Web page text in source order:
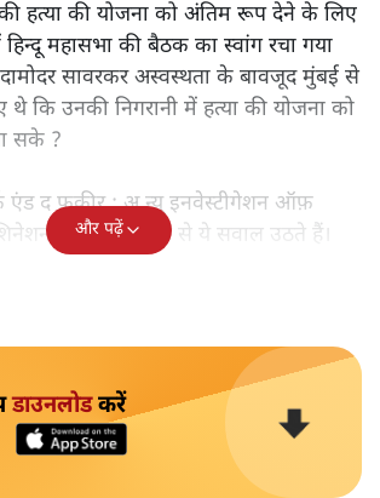
की हत्या की योजना को अंतिम रूप देने के लिए
महासभा की बैठक का स्वांग रचा गया
सावरकर अस्वस्थता के बावजूद मुंबई से
कि उनकी निगरानी में हत्या की योजना को
सके ?
एंड द फ़कीर : अ न्यू इनवेस्टीगेशन ऑफ़
नामक किताब से ये सवाल उठते हैं।
और पढ़ें
डाउनलोडकरें